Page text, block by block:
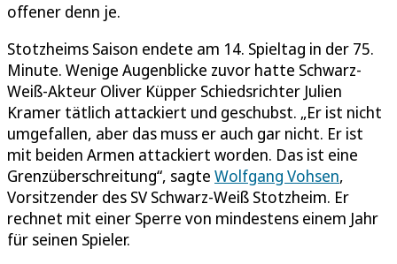
offener denn je.
Stotzheims Saison endete am 14. Spieltag in der 75.
Minute. Wenige Augenblicke zuvor hatte Schwarz-
Weiß-Akteur Oliver Küpper Schiedsrichter Julien
Kramer tätlich attackiert und geschubst. „Er ist nicht
umgefallen, aber das muss er auch gar nicht. Er ist
mit beiden Armen attackiert worden. Das ist eine
Grenzüberschreitung“, sagte Wolfgang Vohsen,
Vorsitzender des SV Schwarz-Weiß Stotzheim. Er
rechnet mit einer Sperre von mindestens einem Jahr
für seinen Spieler.